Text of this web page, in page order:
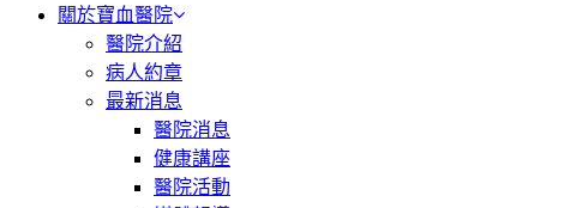
關於寶血醫院
醫院介紹
病人約章
最新消息
醫院消息
健康講座
醫院活動